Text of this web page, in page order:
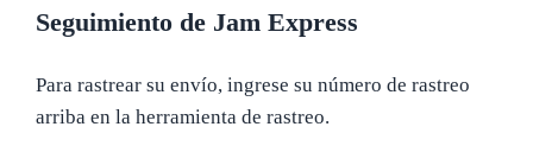
Seguimiento de Jam Express
Para rastrear su envío, ingrese su número de rastreo
arriba en la herramienta de rastreo.